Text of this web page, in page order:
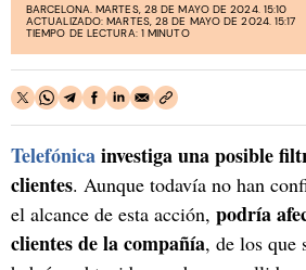
BARCELONA. MARTES, 28 DE MAYO DE 2024. 15:10
ACTUALIZADO: MARTES, 28 DE MAYO DE 2024. 15:17
TIEMPO DE LECTURA: 1 MINUTO
Telefónicainvestiga una posible
clientes. Aunque todavía no han
el alcance de esta acción, podría
clientes de la compañía, de los que